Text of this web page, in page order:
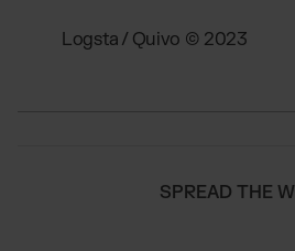
Logsta / Quivo © 2023
SPREAD THE